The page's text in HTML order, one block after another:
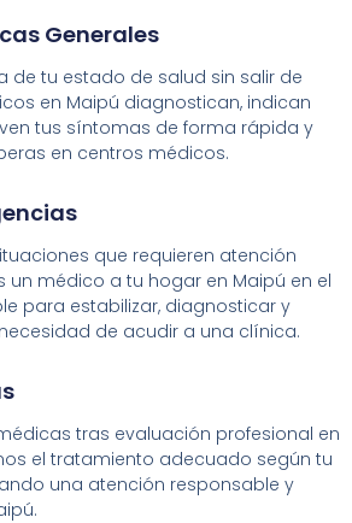
Generales
de tu estado de salud sin salir de
en Maipú diagnostican, indican
tus síntomas de forma rápida y
en centros médicos.
que requieren atención
un médico a tu hogar en Maipú en el
para estabilizar, diagnosticar y
de acudir a una clínica.
tras evaluación profesional en
el tratamiento adecuado según tu
una atención responsable y